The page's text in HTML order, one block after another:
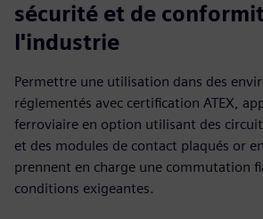
sécurité et de
l'industrie
Permettre une utilisation dans des
réglementés avec certification ATEX,
ferroviaire en option utilisant des
et des modules de contact plaqués or
prennent en charge une commutation
conditions exigeantes.